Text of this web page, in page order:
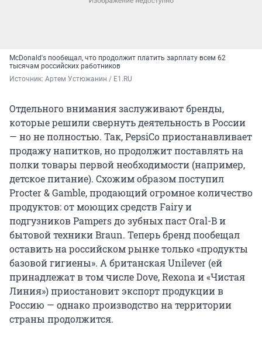
McDonald's пообещал, что продолжит платить зарплату всем 62
тысячам российских работников
Источник: Артем Устюжанин / E1.RU
Отдельного внимания заслуживают бренды,
которые решили свернуть деятельность в России
— но не полностью. Так, PepsiCo приостанавливает
продажу напитков, но продолжит поставлять на
полки товары первой необходимости (например,
детское питание). Схожим образом поступил
Procter & Gamble, продающий огромное количество
продуктов: от моющих средств Fairy и
подгузников Pampers до зубных паст Oral-B и
бытовой техники Braun. Теперь бренд пообещал
оставить на российском рынке только «продукты
базовой гигиены». А британская Unilever (ей
принадлежат в том числе Dove, Rexona и «Чистая
Линия») приостановит экспорт продукции в
Россию — однако производство на территории
страны продолжится.